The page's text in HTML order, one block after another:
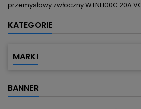
przemysłowy zwłoczny WTNH00C 20A
KATEGORIE
MARKI
BANNER